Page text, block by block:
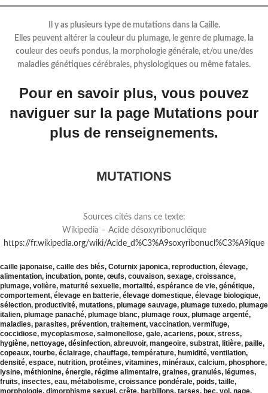
Il y as plusieurs type de mutations dans la Caille.
Elles peuvent altérer la couleur du plumage, le genre de plumage, la
couleur des oeufs pondus, la morphologie générale, et/ou une/des
maladies génétiques cérébrales, physiologiques ou même fatales.
Pour en savoir plus, vous pouvez
naviguer sur la page Mutations pour
plus de renseignements.
MUTATIONS
Sources cités dans ce texte:
Wikipedia – Acide désoxyribonucléique
https://fr.wikipedia.org/wiki/Acide_d%C3%A9soxyribonucl%C3%A9ique
caille japonaise, caille des blés, Coturnix japonica, reproduction, élevage,
alimentation, incubation, ponte, œufs, couvaison, sexage, croissance,
plumage, volière, maturité sexuelle, mortalité, espérance de vie, génétique,
comportement, élevage en batterie, élevage domestique, élevage biologique,
sélection, productivité, mutations, plumage sauvage, plumage tuxedo, plumage
italien, plumage panaché, plumage blanc, plumage roux, plumage argenté,
maladies, parasites, prévention, traitement, vaccination, vermifuge,
coccidiose, mycoplasmose, salmonellose, gale, acariens, poux, stress,
hygiène, nettoyage, désinfection, abreuvoir, mangeoire, substrat, litière, paille,
copeaux, tourbe, éclairage, chauffage, température, humidité, ventilation,
densité, espace, nutrition, protéines, vitamines, minéraux, calcium, phosphore,
lysine, méthionine, énergie, régime alimentaire, graines, granulés, légumes,
fruits, insectes, eau, métabolisme, croissance pondérale, poids, taille,
morphologie, dimorphisme sexuel, crête, barbillons, tarses, bec, vol, nage,